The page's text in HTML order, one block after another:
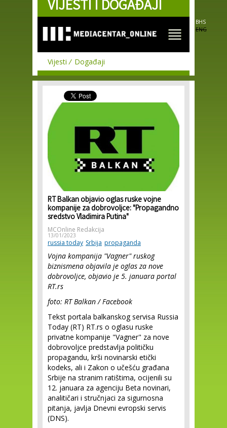
Skip to
main
VIJESTI I DOGAĐAJI
BHS
ENG
Vijesti Događaji
RT Balkan objavio oglas ruske vojne
kompanije za dobrovoljce: "Propagandno
sredstvo Vladimira Putina"
MCOnline Redakcija
13/01/2023
russia today Srbija propaganda
Vojna kompanija "Vagner" ruskog
biznismena objavila je oglas za nove
dobrovoljce, objavio je 5. januara portal
RT.rs
foto: RT Balkan / Facebook
Tekst portala balkanskog servisa Russia
Today (RT) RT.rs o oglasu ruske
privatne kompanije "Vagner" za nove
dobrovoljce predstavlja političku
propagandu, krši novinarski etički
kodeks, ali i Zakon o učešću građana
Srbije na stranim ratištima, ocijenili su
12. januara za agenciju Beta novinari,
analitičari i stručnjaci za sigurnosna
pitanja, javlja Dnevni evropski servis
(DNS).